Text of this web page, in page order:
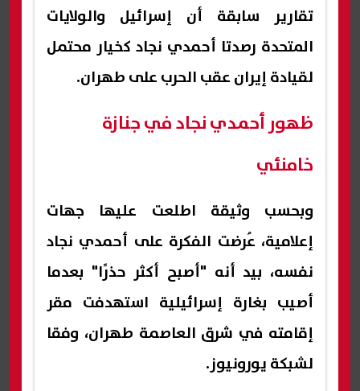
تقارير سابقة أن إسرائيل والولايات
المتحدة رصدتا أحمدي نجاد كخيار محتمل
لقيادة إيران عقب الحرب على طهران.
ظهور أحمدي نجاد في جنازة
خامنئي
وبحسب وثيقة اطلعت عليها جهات
إعلامية، عُرضت الفكرة على أحمدي نجاد
نفسه، بيد أنه "أصبح أكثر حذرًا" بعدما
أصيب بغارة إسرائيلية استهدفت مقر
إقامته في شرق العاصمة طهران، وفقا
لشبكة يورونيوز.